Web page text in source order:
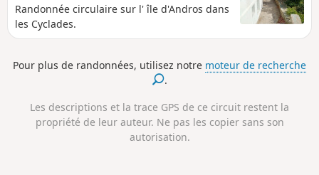
Randonnée circulaire sur l' île d'Andros dans
les Cyclades.
Pour plus de randonnées, utilisez notre moteur de recherche
.
Les descriptions et la trace GPS de ce circuit restent la
propriété de leur auteur. Ne pas les copier sans son
autorisation.